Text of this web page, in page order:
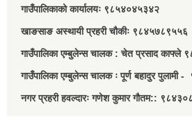
गाउँपालिकाको कार्यालयः ९८५४०४५३४२
खाङसाङ अस्थायी प्रहरी चौकीः ९८४५७८९५५६
गाउँपालिका एम्बुलेन्स चालक : चेत प्रसाद काफ्ले
गाउँपालिका एम्बुलेन्स चालक ः पूर्ण बहादुर
नगर प्रहरी हवल्दारः गणेश कुमार गौतम::